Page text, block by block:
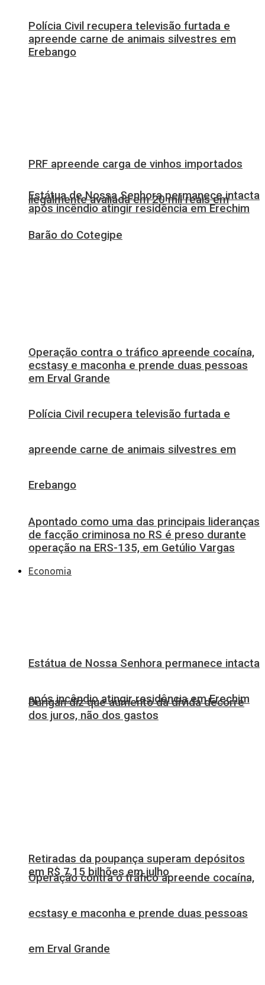
PRF apreende carga de vinhos importados
ilegalmente avaliada em 20 mil reais em
Barão do Cotegipe
Polícia Civil recupera televisão furtada e
apreende carne de animais silvestres em
Erebango
Estátua de Nossa Senhora permanece intacta
após incêndio atingir residência em Erechim
Operação contra o tráfico apreende cocaína,
ecstasy e maconha e prende duas pessoas
em Erval Grande
Polícia Civil recupera televisão furtada e
apreende carne de animais silvestres em
Erebango
Estátua de Nossa Senhora permanece intacta
após incêndio atingir residência em Erechim
Operação contra o tráfico apreende cocaína,
ecstasy e maconha e prende duas pessoas
em Erval Grande
Apontado como uma das principais lideranças
de facção criminosa no RS é preso durante
operação na ERS-135, em Getúlio Vargas
Economia
Durigan diz que aumento da dívida decorre
dos juros, não dos gastos
Retiradas da poupança superam depósitos
em R$ 7,15 bilhões em julho